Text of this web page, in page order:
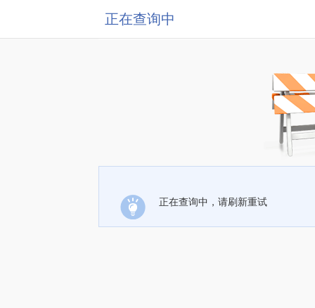
正在查询中
正在查询中，请刷新重试